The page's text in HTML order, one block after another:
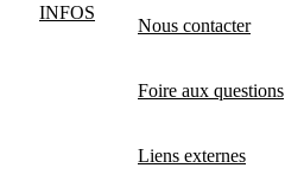
INFOS
Nous contacter
Foire aux questions
Liens externes